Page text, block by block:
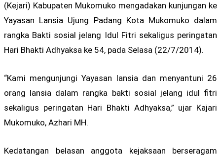
(Kejari) Kabupaten Mukomuko mengadakan kunjungan ke
Yayasan Lansia Ujung Padang Kota Mukomuko dalam
rangka Bakti sosial jelang Idul Fitri sekaligus peringatan
Hari Bhakti Adhyaksa ke 54, pada Selasa (22/7/2014).
“Kami mengunjungi Yayasan lansia dan menyantuni 26
orang lansia dalam rangka bakti sosial jelang idul fitri
sekaligus peringatan Hari Bhakti Adhyaksa,” ujar Kajari
Mukomuko, Azhari MH.
Kedatangan belasan anggota kejaksaan berseragam